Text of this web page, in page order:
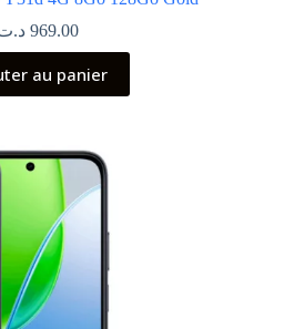
969.00
au panier